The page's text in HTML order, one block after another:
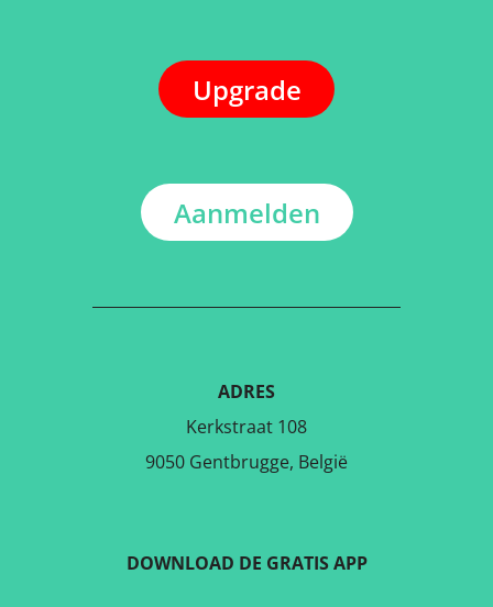
Upgrade
Aanmelden
ADRES
Kerkstraat 108
9050 Gentbrugge, België
DOWNLOAD DE GRATIS APP